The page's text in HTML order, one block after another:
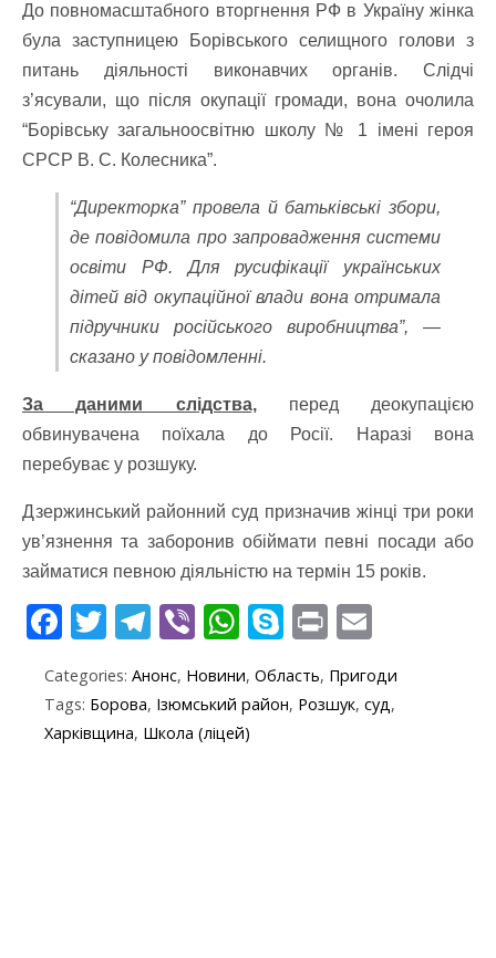
До повномасштабного вторгнення РФ в Україну жінка
була заступницею Борівського селищного голови з
питань діяльності виконавчих органів. Слідчі
з’ясували, що після окупації громади, вона очолила
“Борівську загальноосвітню школу № 1 імені героя
СРСР В. С. Колесника”.
“Директорка” провела й батьківські збори,
де повідомила про запровадження системи
освіти РФ. Для русифікації українських
дітей від окупаційної влади вона отримала
підручники російського виробництва”, —
сказано у повідомленні.
За даними слідства,перед деокупацією
обвинувачена поїхала до Росії. Наразі вона
перебуває у розшуку.
Дзержинський районний суд призначив жінці три роки
ув’язнення та заборонив обіймати певні посади або
займатися певною діяльністю на термін 15 років.
F
e
b
T
itt
er
T
e
gr
Vi
er
W
at
s
S
y
p
Pr
t ai
l
Categories: Анонс, Новини, Область, Пригоди
Tags: Борова, Ізюмський район, Розшук, суд,
Харківщина, Школа (ліцей)